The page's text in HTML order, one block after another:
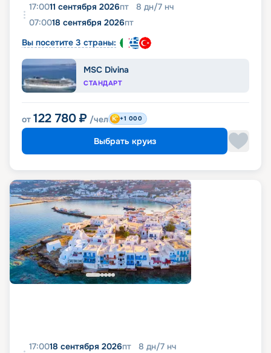
17:0011 сентября 2026пт 8 дн/7 нч
07:0018 сентября 2026пт
Вы посетите 3 страны:
MSC Divina
СТАНДАРТ
от 122 780 ₽ /чел +1 000
Выбрать круиз
17:0018 сентября 2026пт 8 дн/7 нч